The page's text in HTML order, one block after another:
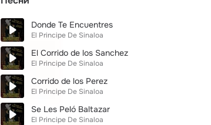
Donde Te Encuentres
El Principe De Sinaloa
El Corrido de los Sanchez
El Principe De Sinaloa
Corrido de los Perez
El Principe De Sinaloa
Se Les Peló Baltazar
El Principe De Sinaloa